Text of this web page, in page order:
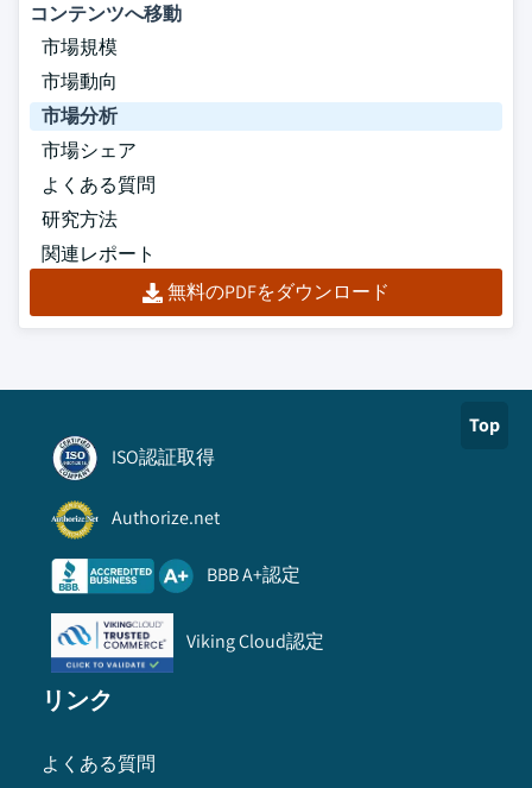
コンテンツへ移動
市場規模
市場動向
市場分析
市場シェア
よくある質問
研究方法
関連レポート
無料のPDFをダウンロード
Top
ISO認証取得
Authorize.net
BBB A+認定
Viking Cloud認定
リンク
よくある質問